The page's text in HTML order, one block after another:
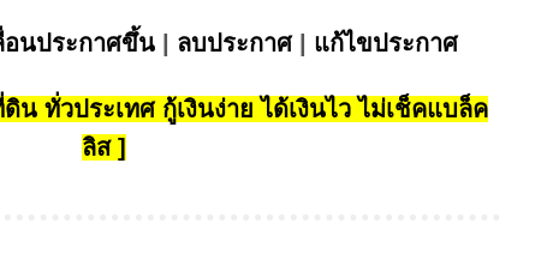
อนประกาศขึ้น ลบประกาศ| แก้ไขประกาศ
ทั่วประเทศ กู้เงินง่าย ได้เงินไว ไม่เช็คแบล็ค
ลิส ]